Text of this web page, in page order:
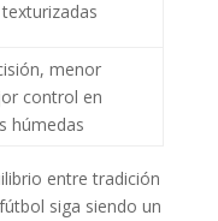
menor
control en
húmedas
entre tradición
siga siendo un